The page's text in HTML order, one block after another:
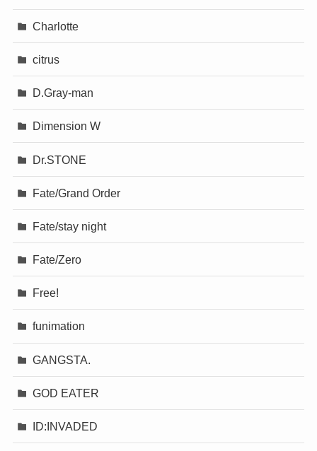
Charlotte
citrus
D.Gray-man
Dimension W
Dr.STONE
Fate/Grand Order
Fate/stay night
Fate/Zero
Free!
funimation
GANGSTA.
GOD EATER
ID:INVADED